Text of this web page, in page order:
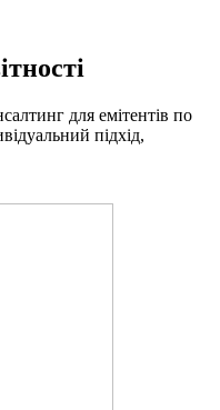
для емітентів по
підхід,